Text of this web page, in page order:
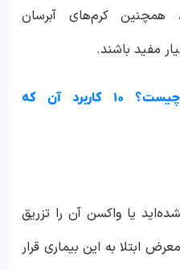
همچنین کرم‌های آبرسان
مفید باشند.
مزوتراپی چیست؟ ۱۰ کاربرد آن که
یا واکسن آن را تزریق
ابتلا به این بیماری قرار